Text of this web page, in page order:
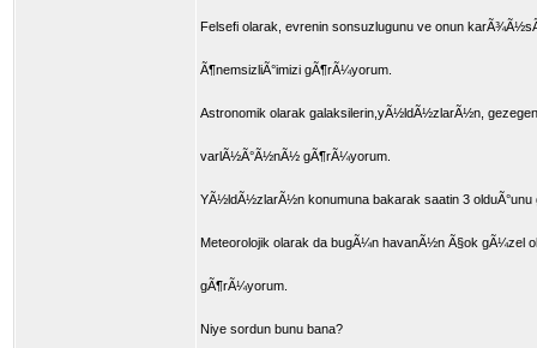
Felsefi olarak, evrenin sonsuzlugunu ve onun
Ã¶nemsizliÃ°imizi gÃ¶rÃ¼yorum.
Astronomik olarak galaksilerin,yÃ½ldÃ½zlarÃ½n,
varlÃ½Ã°Ã½nÃ½ gÃ¶rÃ¼yorum.
YÃ½ldÃ½zlarÃ½n konumuna bakarak saatin 3
Meteorolojik olarak da bugÃ¼n havanÃ½n Ã§ok gÃ¼zel
gÃ¶rÃ¼yorum.
Niye sordun bunu bana?